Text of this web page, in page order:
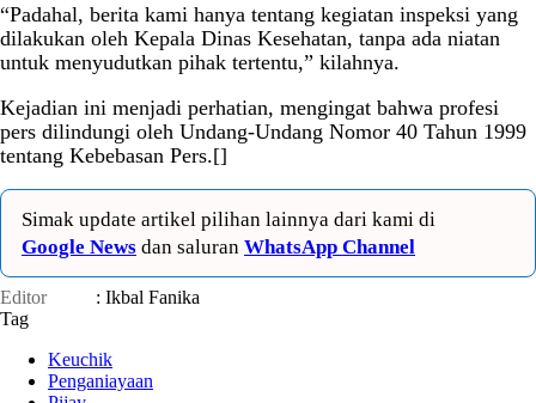
“Padahal, berita kami hanya tentang kegiatan inspeksi yang
dilakukan oleh Kepala Dinas Kesehatan, tanpa ada niatan
untuk menyudutkan pihak tertentu,” kilahnya.
Kejadian ini menjadi perhatian, mengingat bahwa profesi
pers dilindungi oleh Undang-Undang Nomor 40 Tahun 1999
tentang Kebebasan Pers.[]
Simak update artikel pilihan lainnya dari kami di
Google News dan saluran WhatsApp Channel
Editor
: Ikbal Fanika
Tag
Keuchik
Penganiayaan